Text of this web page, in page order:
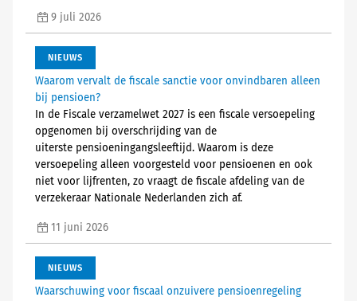
9 juli 2026
NIEUWS
Waarom vervalt de fiscale sanctie voor onvindbaren alleen
bij pensioen?
In de Fiscale verzamelwet 2027 is een fiscale versoepeling
opgenomen bij overschrijding van de
uiterste pensioeningangsleeftijd. Waarom is deze
versoepeling alleen voorgesteld voor pensioenen en ook
niet voor lijfrenten, zo vraagt de fiscale afdeling van de
verzekeraar Nationale Nederlanden zich af.
11 juni 2026
NIEUWS
Waarschuwing voor fiscaal onzuivere pensioenregeling